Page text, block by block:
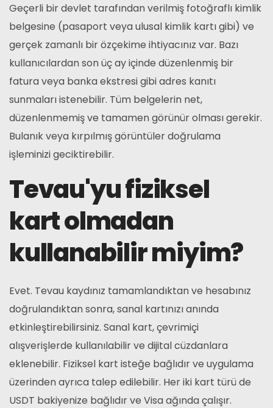
Geçerli bir devlet tarafından verilmiş fotoğraflı kimlik
belgesine (pasaport veya ulusal kimlik kartı gibi) ve
gerçek zamanlı bir özçekime ihtiyacınız var. Bazı
kullanıcılardan son üç ay içinde düzenlenmiş bir
fatura veya banka ekstresi gibi adres kanıtı
sunmaları istenebilir. Tüm belgelerin net,
düzenlenmemiş ve tamamen görünür olması gerekir.
Bulanık veya kırpılmış görüntüler doğrulama
işleminizi geciktirebilir.
Tevau'yu fiziksel
kart olmadan
kullanabilir miyim?
Evet. Tevau kaydınız tamamlandıktan ve hesabınız
doğrulandıktan sonra, sanal kartınızı anında
etkinleştirebilirsiniz. Sanal kart, çevrimiçi
alışverişlerde kullanılabilir ve dijital cüzdanlara
eklenebilir. Fiziksel kart isteğe bağlıdır ve uygulama
üzerinden ayrıca talep edilebilir. Her iki kart türü de
USDT bakiyenize bağlıdır ve Visa ağında çalışır.